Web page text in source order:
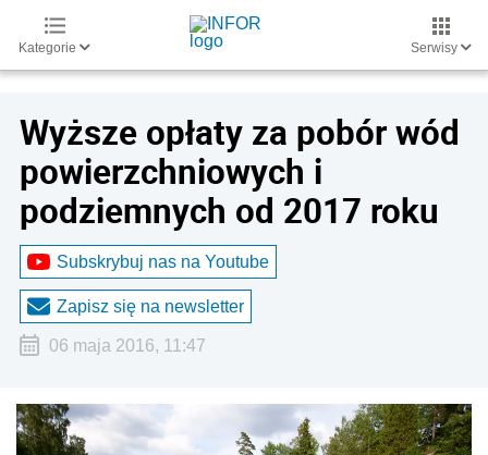
Kategorie Serwisy
Wyższe opłaty za pobór wód
powierzchniowych i
podziemnych od 2017 roku
Subskrybuj nas na Youtube
Zapisz się na newsletter
06 maja 2016, 11:47